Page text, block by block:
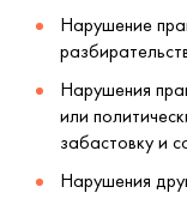
Нарушение
Нарушения
или
забастовку и
Нарушения